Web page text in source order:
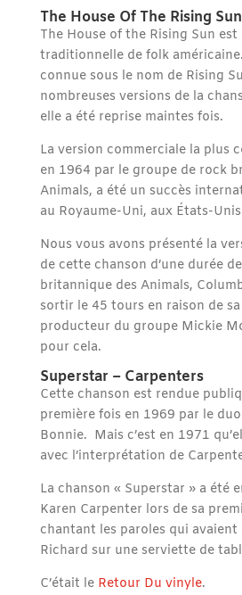
The House Of The Rising
The House of the Rising Sun est
traditionnelle de folk
connue sous le nom de Rising
nombreuses versions de la
elle a été reprise maintes fois.
La version commerciale la plus
en 1964 par le groupe de rock
Animals, a été un succès
au Royaume-Uni, aux États-
Nous vous avons présenté la
de cette chanson d’une durée
britannique des Animals,
sortir le 45 tours en raison de
producteur du groupe Mickie
pour cela.
Superstar – Carpenters
Cette chanson est rendue
première fois en 1969 par le
Bonnie. Mais c’est en 1971
avec l’interprétation de
La chanson « Superstar » a été
Karen Carpenter lors de sa
chantant les paroles qui
Richard sur une serviette de
C’était le Retour Du vinyle.